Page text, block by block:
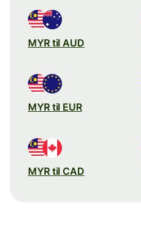
MYR til AUD
MYR til EUR
MYR til CAD